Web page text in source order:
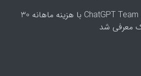
اشتراک جدید ChatGPT Team با هزینه ماهانه 30
معرفی شد